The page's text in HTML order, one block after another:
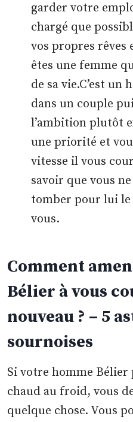
garder votre
chargé que
vos propres rêves
êtes une femme
de sa vie.C’est
dans un couple
l’ambition plutôt
une priorité et
vitesse il vous
savoir que vous
tomber pour lui le
vous.
Comment
Bélier à vous
nouveau ? – 5
sournoises
Si votre homme Bélier
chaud au froid, vous
quelque chose. Vous